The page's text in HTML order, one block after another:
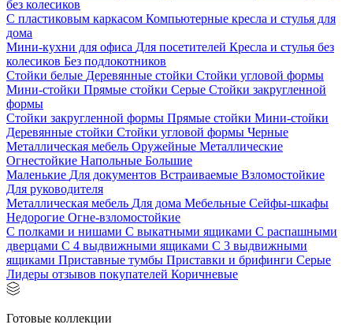
без колесиков
С пластиковым каркасом Компьютерные кресла и стулья для
дома
Мини-кухни для офиса Для посетителей Кресла и стулья без
колесиков Без подлокотников
Стойки белые Деревянные стойки Стойки угловой формы
Мини-стойки Прямые стойки Серые Стойки закругленной
формы
Стойки закругленной формы Прямые стойки Мини-стойки
Деревянные стойки Стойки угловой формы Черные
Металлическая мебель Оружейные Металлические
Огнестойкие Напольные Большие
Маленькие Для документов Встраиваемые Взломостойкие
Для руководителя
Металлическая мебель Для дома Мебельные Сейфы-шкафы
Недорогие Огне-взломостойкие
С полками и нишами С выкатными ящиками С распашными
дверцами С 4 выдвижными ящиками С 3 выдвижными
ящиками Приставные тумбы Приставки и брифинги Серые
Лидеры отзывов покупателей Коричневые
Готовые коллекции